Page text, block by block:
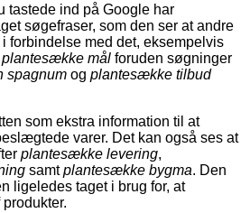
tastede ind på Google har
søgefraser, som den ser at andre
forbindelse med det, eksempelvis
plantesække mål foruden søgninger
spagnum og plantesække tilbud
som ekstra information til at
varer. Det kan også ses at
plantesække levering,
samtplantesække bygma. Den
ligeledes taget i brug for, at